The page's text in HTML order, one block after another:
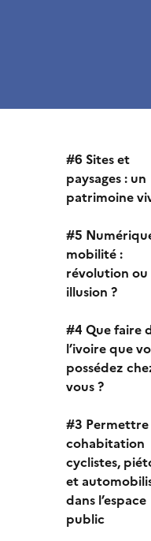
#6 Sites et
paysages : un
patrimoine
#5
mobilité :
révolution ou
illusion ?
#4 Que faire
l’ivoire que
possédez
vous ?
#3 Permettre
cohabitation
cyclistes,
et
dans l’espace
public